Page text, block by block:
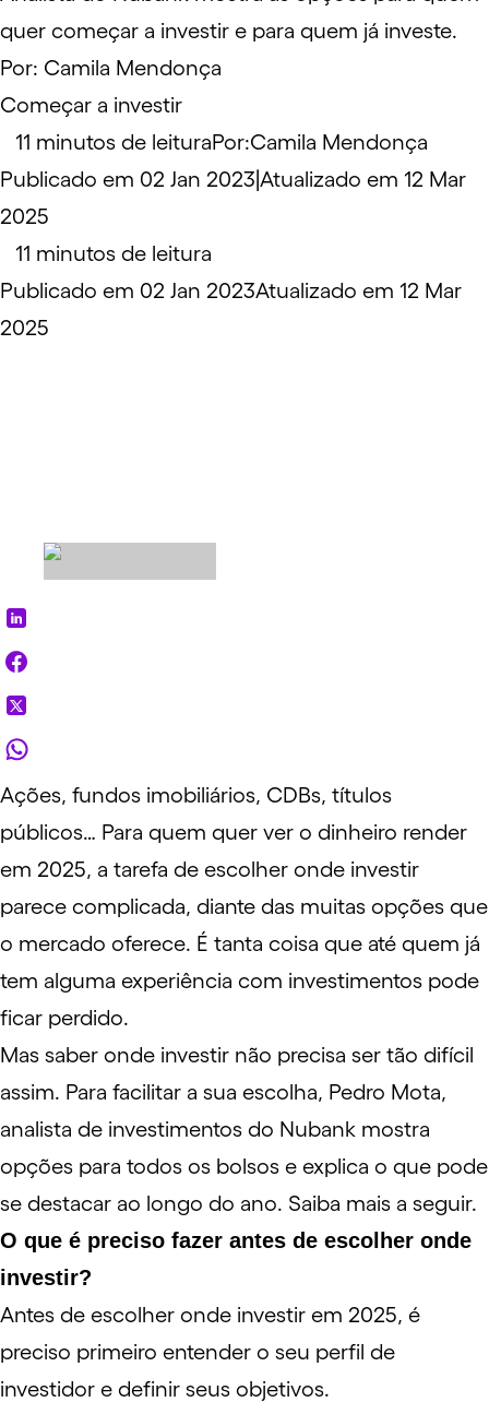
quer começar a investir e para quem já investe.
Por: Camila Mendonça
Começar a investir
11 minutos de leituraPor:Camila Mendonça
Publicado em 02 Jan 2023 Atualizado em 12 Mar
2025
11 minutos de leitura
Publicado em 02 Jan 2023Atualizado em 12 Mar
2025
Ações, fundos imobiliários, CDBs, títulos
públicos… Para quem quer ver o dinheiro render
em 2025, a tarefa de escolher onde investir
parece complicada, diante das muitas opções que
o mercado oferece. É tanta coisa que até quem já
tem alguma experiência com investimentos pode
ficar perdido.
Mas saber onde investir não precisa ser tão difícil
assim. Para facilitar a sua escolha, Pedro Mota,
analista de investimentos do Nubank mostra
opções para todos os bolsos e explica o que pode
se destacar ao longo do ano. Saiba mais a seguir.
O que é preciso fazer antes de escolher onde
investir?
Antes de escolher onde investir em 2025, é
preciso primeiro entender o seu perfil de
investidor e definir seus objetivos.